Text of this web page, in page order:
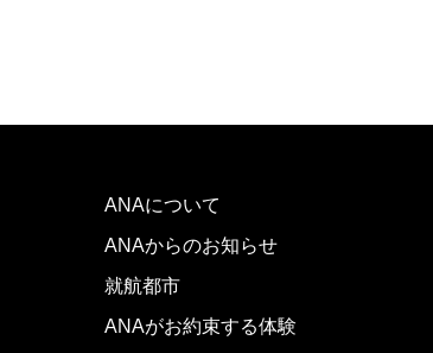
ANAについて
ANAからのお知らせ
就航都市
ANAがお約束する体験